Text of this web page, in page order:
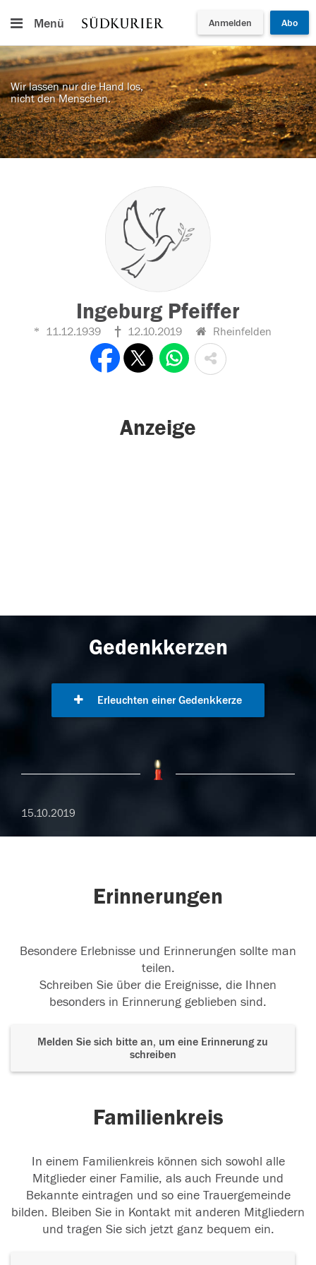
Menü Anmelden Abo
Wir lassen nur die Hand los,
nicht den Menschen.
Ingeburg Pfeiffer
11.12.1939 12.10.2019 Rheinfelden
Anzeige
Gedenkkerzen
Erleuchten einer Gedenkkerze
15.10.2019
Erinnerungen
Besondere Erlebnisse und Erinnerungen sollte man
teilen.
Schreiben Sie über die Ereignisse, die Ihnen
besonders in Erinnerung geblieben sind.
Melden Sie sich bitte an, um eine Erinnerung zu
schreiben
Familienkreis
In einem Familienkreis können sich sowohl alle
Mitglieder einer Familie, als auch Freunde und
Bekannte eintragen und so eine Trauergemeinde
bilden. Bleiben Sie in Kontakt mit anderen Mitgliedern
und tragen Sie sich jetzt ganz bequem ein.